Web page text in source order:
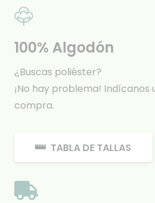
100% Algodón
¿Buscas poliéster?
¡No hay problema! Indícanos
compra.
TABLA DE TALLAS